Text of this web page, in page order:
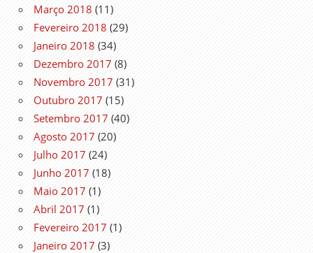
Março 2018 (11)
Fevereiro 2018 (29)
Janeiro 2018 (34)
Dezembro 2017 (8)
Novembro 2017 (31)
Outubro 2017 (15)
Setembro 2017 (40)
Agosto 2017 (20)
Julho 2017 (24)
Junho 2017 (18)
Maio 2017 (1)
Abril 2017 (1)
Fevereiro 2017 (1)
Janeiro 2017 (3)